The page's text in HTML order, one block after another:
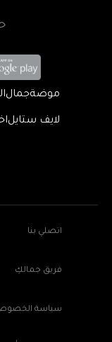
موضةجمال
لايف ستايل
اتصلي بنا
فريق جمالكِ
سياسة